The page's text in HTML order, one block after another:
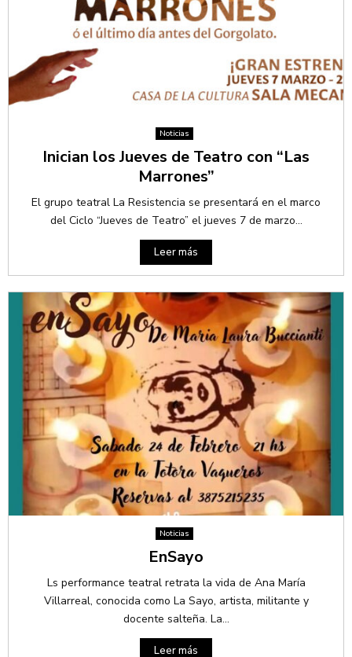
Noticias
Inician los Jueves de Teatro con “Las
Marrones”
El grupo teatral La Resistencia se presentará en el marco
del Ciclo “Jueves de Teatro” el jueves 7 de marzo...
Leer más
Noticias
EnSayo
Ls performance teatral retrata la vida de Ana María
Villarreal, conocida como La Sayo, artista, militante y
docente salteña. La...
Leer más